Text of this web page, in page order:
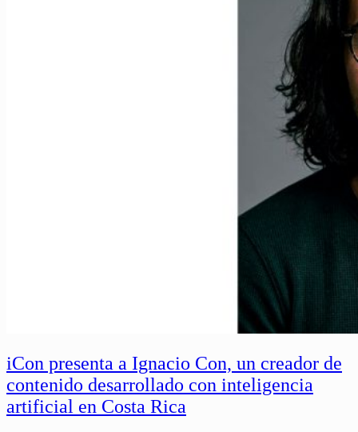
iCon presenta a Ignacio Con, un creador de
contenido desarrollado con inteligencia
artificial en Costa Rica